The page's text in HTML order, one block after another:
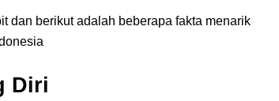
Peran Penting Dalam Perfilman Indonesia
Untuk Menjadi Cemilan Bersama Keluarga
dan berikut adalah beberapa fakta menarik
Diri